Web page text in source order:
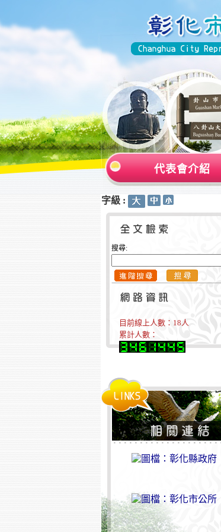
代表會介紹
字級 :
搜尋:
目前線上人數： 18人
累計人數：